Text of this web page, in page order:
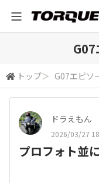
トップ＞ G07エピソ
ドラえもん
2026/03/27
プロフォト並